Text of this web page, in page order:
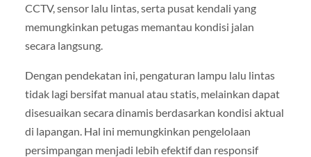
CCTV, sensor lalu lintas, serta pusat kendali yang
memungkinkan petugas memantau kondisi jalan
secara langsung.
Dengan pendekatan ini, pengaturan lampu lalu lintas
tidak lagi bersifat manual atau statis, melainkan dapat
disesuaikan secara dinamis berdasarkan kondisi aktual
di lapangan. Hal ini memungkinkan pengelolaan
persimpangan menjadi lebih efektif dan responsif